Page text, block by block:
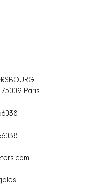
75009 Paris